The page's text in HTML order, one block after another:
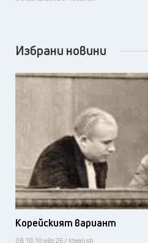
Избрани новини
Корейският вариант
08:10, 10 авг 26 / Idealisti